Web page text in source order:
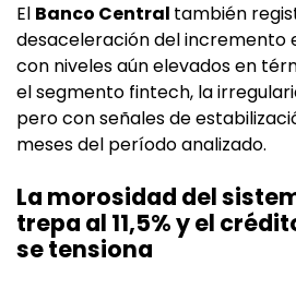
El Banco Central también
desaceleración del incremento
con niveles aún elevados en
el segmento fintech, la
pero con señales de
meses del período analizado.
La morosidad del
trepa al 11,5% y el
se tensiona